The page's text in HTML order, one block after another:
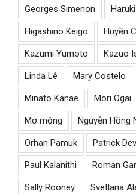
Georges Simenon
Higashino Keigo Huyền
Kazumi Yumoto Kazuo
Linda Lê Mary Costelo
Minato Kanae Mori Ogai
Mơ mộng Nguyễn Hồng
Orhan Pamuk Patrick
Paul Kalanithi Roman
Sally Rooney Svetlana